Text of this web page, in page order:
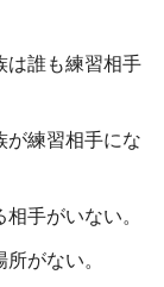
は誰も練習相手
が練習相手にな
手がいない。
がない。